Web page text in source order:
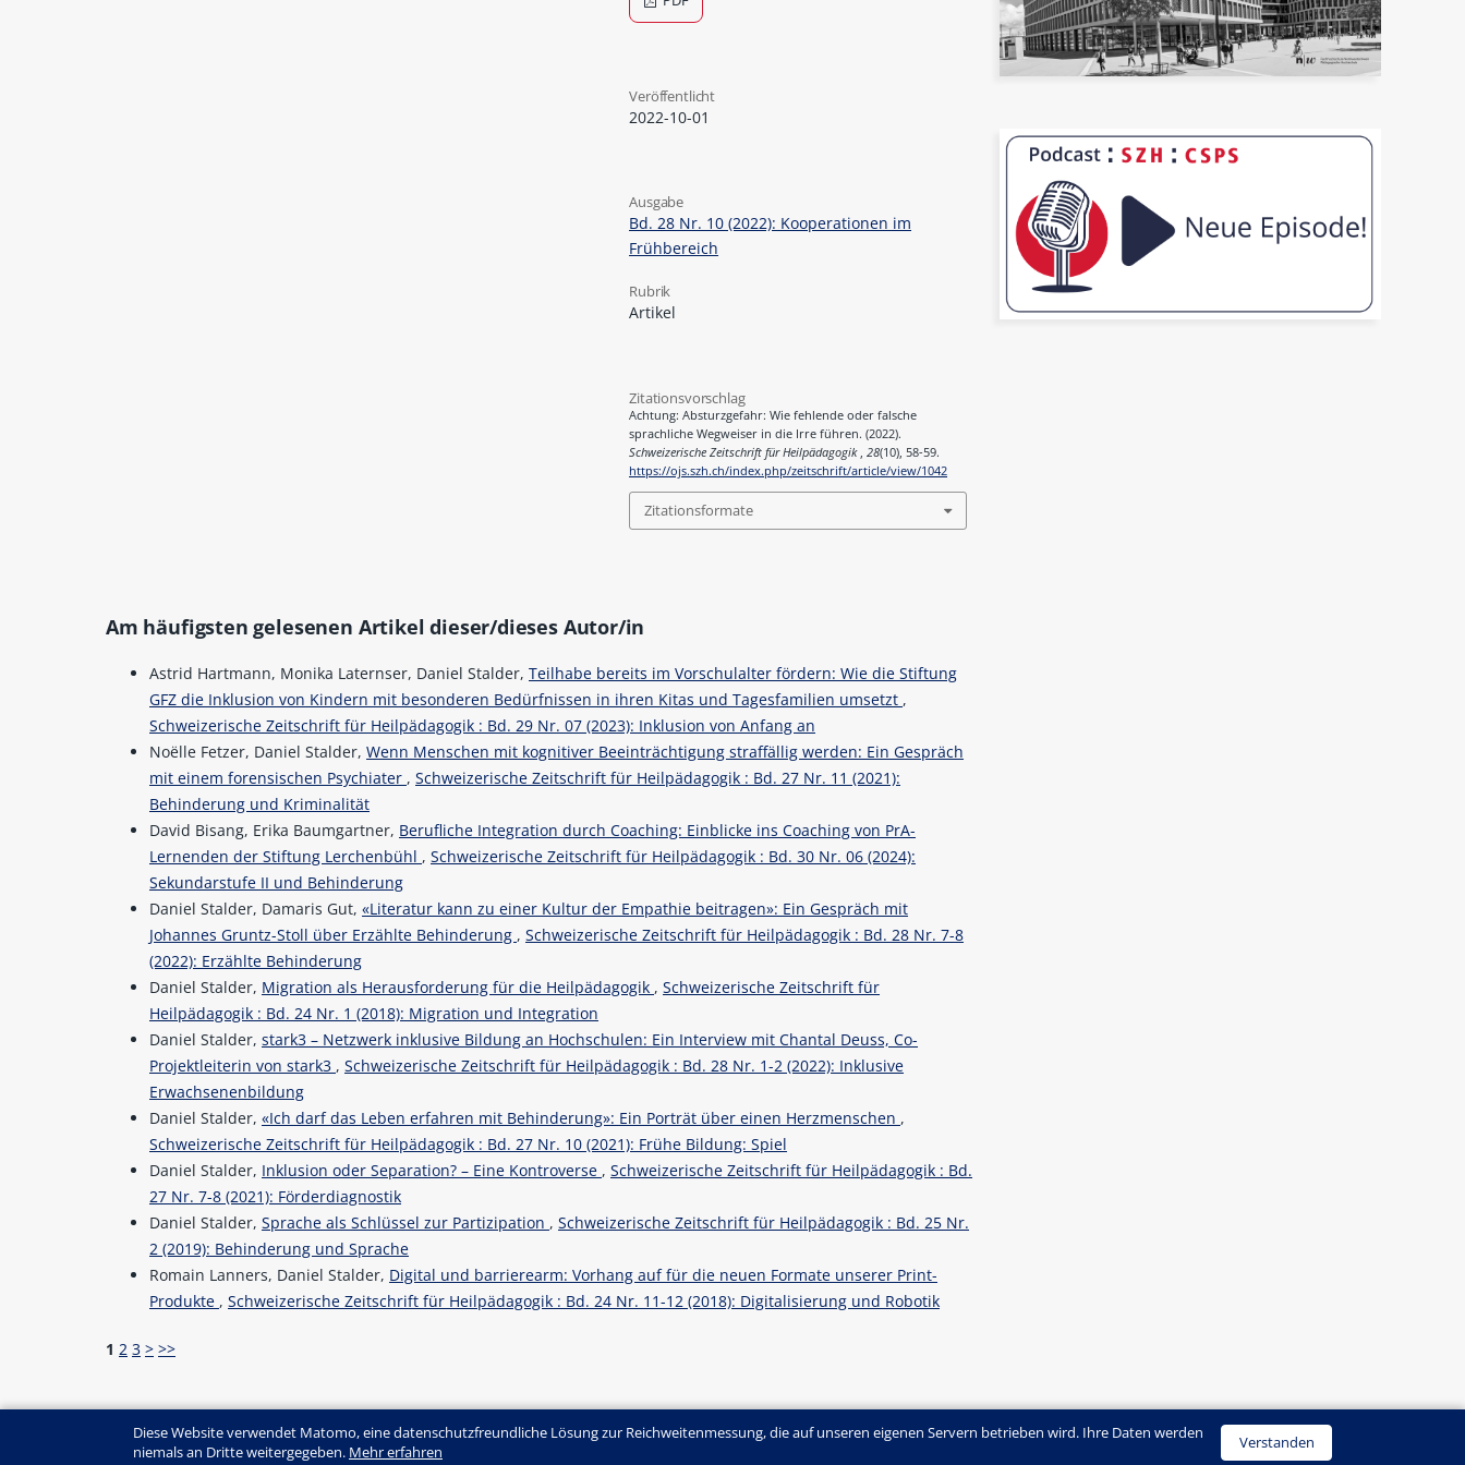
Veröffentlicht
2022-10-01
Ausgabe
Bd. 28 Nr. 10 (2022): Kooperationen im
Frühbereich
Rubrik
Artikel
Zitationsvorschlag
Achtung: Absturzgefahr: Wie fehlende oder falsche
sprachliche Wegweiser in die Irre führen. (2022).
Schweizerische Zeitschrift für Heilpädagogik ,28(10), 58-59.
https://ojs.szh.ch/index.php/zeitschrift/article/view/1042
Zitationsformate
Am häufigsten gelesenen Artikel dieser/dieses Autor/in
Astrid Hartmann, Monika Laternser, Daniel Stalder,Teilhabe bereits im Vorschulalter fördern: Wie die Stiftung
GFZ die Inklusion von Kindern mit besonderen Bedürfnissen in ihren Kitas und Tagesfamilien umsetzt ,
Schweizerische Zeitschrift für Heilpädagogik : Bd. 29 Nr. 07 (2023): Inklusion von Anfang an
Noëlle Fetzer, Daniel Stalder,Wenn Menschen mit kognitiver Beeinträchtigung straffällig werden: Ein Gespräch
mit einem forensischen Psychiater ,Schweizerische Zeitschrift für Heilpädagogik : Bd. 27 Nr. 11 (2021):
Behinderung und Kriminalität
David Bisang, Erika Baumgartner, Berufliche Integration durch Coaching: Einblicke ins Coaching von PrA-
Lernenden der Stiftung Lerchenbühl ,Schweizerische Zeitschrift für Heilpädagogik : Bd. 30 Nr. 06 (2024):
Sekundarstufe II und Behinderung
Daniel Stalder, Damaris Gut,«Literatur kann zu einer Kultur der Empathie beitragen»: Ein Gespräch mit
Johannes Gruntz-Stoll über Erzählte Behinderung ,Schweizerische Zeitschrift für Heilpädagogik : Bd. 28 Nr. 7-8
(2022): Erzählte Behinderung
Daniel Stalder, Migration als Herausforderung für die Heilpädagogik ,Schweizerische Zeitschrift für
Heilpädagogik : Bd. 24 Nr. 1 (2018): Migration und Integration
Daniel Stalder,stark3 – Netzwerk inklusive Bildung an Hochschulen: Ein Interview mit Chantal Deuss, Co-
Projektleiterin von stark3 ,Schweizerische Zeitschrift für Heilpädagogik : Bd. 28 Nr. 1-2 (2022): Inklusive
Erwachsenenbildung
Daniel Stalder,«Ich darf das Leben erfahren mit Behinderung»: Ein Porträt über einen Herzmenschen ,
Schweizerische Zeitschrift für Heilpädagogik : Bd. 27 Nr. 10 (2021): Frühe Bildung: Spiel
Daniel Stalder, Inklusion oder Separation? – Eine Kontroverse ,Schweizerische Zeitschrift für Heilpädagogik : Bd.
27 Nr. 7-8 (2021): Förderdiagnostik
Daniel Stalder,Sprache als Schlüssel zur Partizipation ,Schweizerische Zeitschrift für Heilpädagogik : Bd. 25 Nr.
2 (2019): Behinderung und Sprache
Romain Lanners, Daniel Stalder, Digital und barrierearm: Vorhang auf für die neuen Formate unserer Print-
Produkte ,Schweizerische Zeitschrift für Heilpädagogik : Bd. 24 Nr. 11-12 (2018): Digitalisierung und Robotik
1 2 3 > >>
Diese Website verwendet Matomo, eine datenschutzfreundliche Lösung zur Reichweitenmessung, die auf unseren eigenen Servern betrieben wird. Ihre Daten werden
niemals an Dritte weitergegeben. Mehr erfahren Verstanden